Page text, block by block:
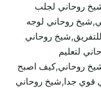
روحاني لجلب
روحاني لوجه
روحاني
لتعليم
روحاني,كيف اصبح
قوي جدا,شيخ روحاني